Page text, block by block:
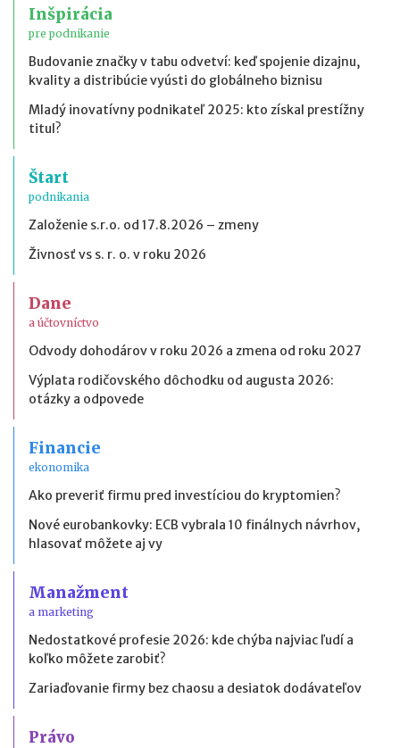
Inšpirácia
pre podnikanie
Budovanie značky v tabu odvetví: keď spojenie dizajnu,
kvality a distribúcie vyústi do globálneho biznisu
Mladý inovatívny podnikateľ 2025: kto získal prestížny
titul?
Štart
podnikania
Založenie s.r.o. od 17.8.2026 – zmeny
Živnosť vs s. r. o. v roku 2026
Dane
a účtovníctvo
Odvody dohodárov v roku 2026 a zmena od roku 2027
Výplata rodičovského dôchodku od augusta 2026:
otázky a odpovede
Financie
ekonomika
Ako preveriť firmu pred investíciou do kryptomien?
Nové eurobankovky: ECB vybrala 10 finálnych návrhov,
hlasovať môžete aj vy
Manažment
a marketing
Nedostatkové profesie 2026: kde chýba najviac ľudí a
koľko môžete zarobiť?
Zariaďovanie firmy bez chaosu a desiatok dodávateľov
Právo